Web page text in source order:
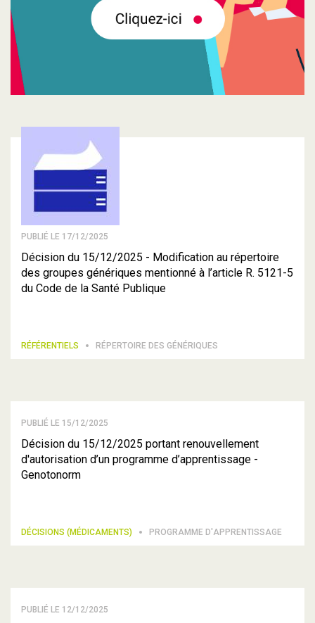
PUBLIÉ LE 17/12/2025
Décision du 15/12/2025 - Modification au répertoire
des groupes génériques mentionné à l’article R. 5121-5
du Code de la Santé Publique
RÉFÉRENTIELS RÉPERTOIRE DES GÉNÉRIQUES
PUBLIÉ LE 15/12/2025
Décision du 15/12/2025 portant renouvellement
d'autorisation d’un programme d’apprentissage -
Genotonorm
DÉCISIONS (MÉDICAMENTS) PROGRAMME D'APPRENTISSAGE
PUBLIÉ LE 12/12/2025